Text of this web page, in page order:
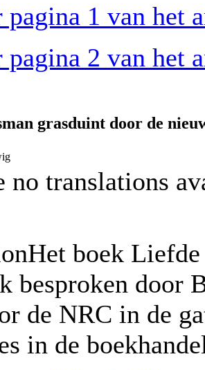
pagina 1 van het
pagina 2 van het
grasduint door de
no translations
Het boek
besproken door
de NRC in de
in de